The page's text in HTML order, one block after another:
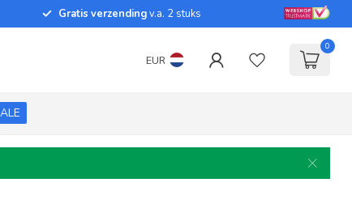
Gratis verzendingv.a. 2 stuks
EUR
0